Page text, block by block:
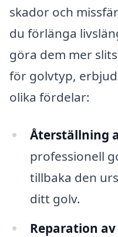
skador och
du förlänga
göra dem mer
för golvtyp,
olika fördelar:
Återställning
professionell
tillbaka den
ditt golv.
Reparation